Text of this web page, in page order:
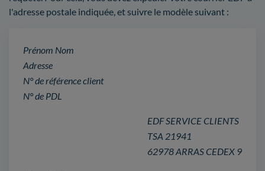
l'adresse postale indiquée, et suivre le modèle suivant :
Prénom Nom
Adresse
N° de référence client
N° de PDL
EDF SERVICE CLIENTS
TSA 21941
62978 ARRAS CEDEX 9